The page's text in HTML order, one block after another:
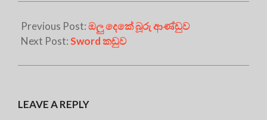
Previous Post:ඔලු දෙකේ බූරු ආණ්ඩුව
Next Post:Sword කඩුව
LEAVE A REPLY